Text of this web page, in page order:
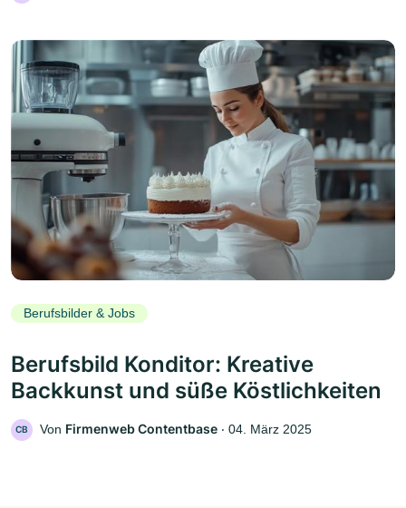
Berufsbilder & Jobs
Berufsbild Konditor: Kreative
Backkunst und süße Köstlichkeiten
CB Von Firmenweb Contentbase ‧ 04. März 2025